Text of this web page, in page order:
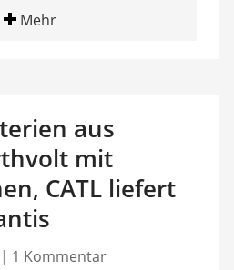
Mehr
aus
mit
CATL liefert
| 1 Kommentar